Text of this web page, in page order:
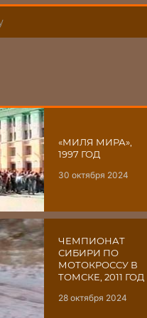
«МИЛЯ МИРА»,
1997 ГОД
30 октября 2024
ЧЕМПИОНАТ
СИБИРИ ПО
МОТОКРОССУ В
ТОМСКЕ, 2011 ГОД
28 октября 2024